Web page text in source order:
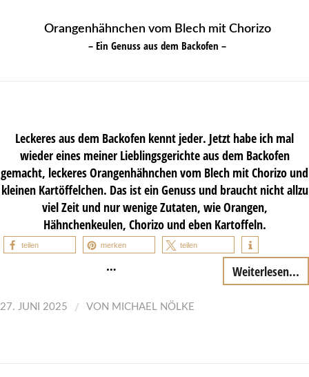
Orangenhähnchen vom Blech mit Chorizo
– Ein Genuss aus dem Backofen –
Leckeres aus dem Backofen kennt jeder. Jetzt habe ich mal
wieder eines meiner Lieblingsgerichte aus dem Backofen
gemacht, leckeres Orangenhähnchen vom Blech mit Chorizo und
kleinen Kartöffelchen. Das ist ein Genuss und braucht nicht allzu
viel Zeit und nur wenige Zutaten, wie Orangen,
Hähnchenkeulen, Chorizo und eben Kartoffeln.
teilen merken teilen
… Weiterlesen...
27. JUNI 2025 / VON MICHAEL NÖLKE